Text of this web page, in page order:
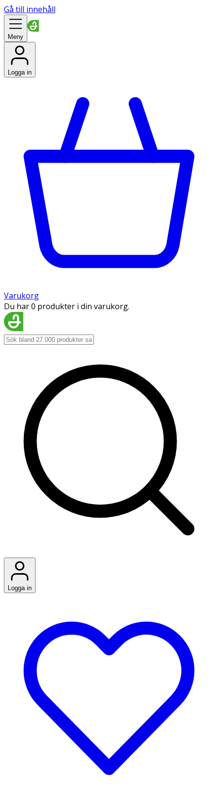
Gå till innehåll
Meny
Logga in
Varukorg
Du har 0 produkter i din varukorg.
Logga in